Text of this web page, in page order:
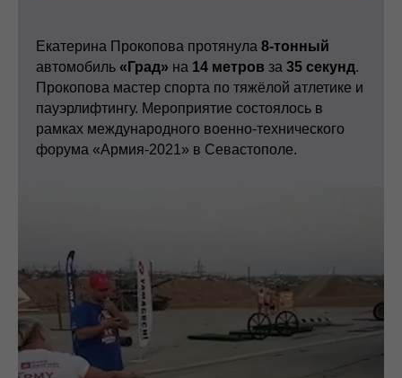
Екатерина Прокопова протянула 8-тонный
автомобиль «Град» на 14 метров за 35 секунд.
Прокопова мастер спорта по тяжёлой атлетике и
пауэрлифтингу. Мероприятие состоялось в
рамках международного военно-технического
форума «Армия-2021» в Севастополе.